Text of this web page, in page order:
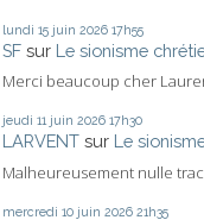
lundi 15 juin 2026 17h55
SF sur Le sionisme
Merci beaucoup cher
jeudi 11 juin 2026 17h30
LARVENT sur Le
Malheureusement nulle
mercredi 10 juin 2026 21h35